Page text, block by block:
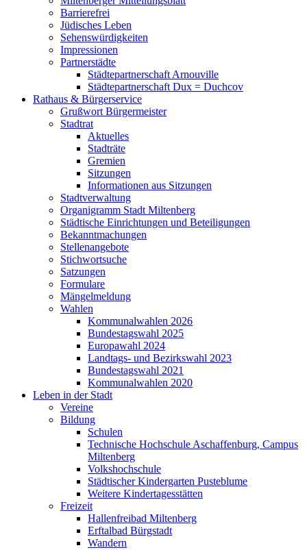
Barrierefrei
Jüdisches Leben
Sehenswürdigkeiten
Impressionen
Partnerstädte
Städtepartnerschaft Arnouville
Städtepartnerschaft Dux = Duchcov
Rathaus & Bürgerservice
Grußwort Bürgermeister
Stadtrat
Aktuelles
Stadträte
Gremien
Sitzungen
Informationen aus Sitzungen
Stadtverwaltung
Organigramm Stadt Miltenberg
Städtische Einrichtungen und Beteiligungen
Bekanntmachungen
Stellenangebote
Stichwortsuche
Satzungen
Formulare
Mängelmeldung
Wahlen
Kommunalwahlen 2026
Bundestagswahl 2025
Europawahl 2024
Landtags- und Bezirkswahl 2023
Bundestagswahl 2021
Kommunalwahlen 2020
Leben in der Stadt
Vereine
Bildung
Schulen
Technische Hochschule Aschaffenburg, Campus
Miltenberg
Volkshochschule
Städtischer Kindergarten Pusteblume
Weitere Kindertagesstätten
Freizeit
Hallenfreibad Miltenberg
Erftalbad Bürgstadt
Wandern